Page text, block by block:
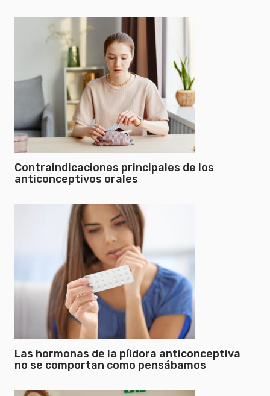
Contraindicaciones principales de los
anticonceptivos orales
Las hormonas de la píldora anticonceptiva
no se comportan como pensábamos